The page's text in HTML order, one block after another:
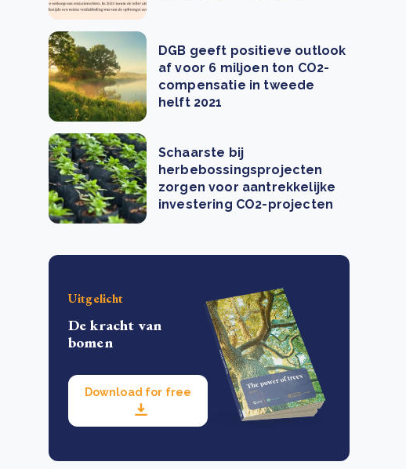
DGB geeft positieve outlook
af voor 6 miljoen ton CO2-
compensatie in tweede
helft 2021
Schaarste bij
herbebossingsprojecten
zorgen voor aantrekkelijke
investering CO2-projecten
Uitgelicht
De kracht van
bomen
Download for free